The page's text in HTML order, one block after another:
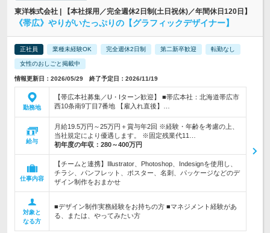
東洋株式会社 | 【本社採用／完全週休2日制(土日祝休)／年間休日120日】
《帯広》やりがいたっぷりの【グラフィックデザイナー】
正社員 業種未経験OK 完全週休2日制 第二新卒歓迎 転勤なし
女性のおしごと掲載中
情報更新日：2026/05/29 終了予定日：2026/11/19
勤務地
【帯広本社募集／U・Iターン歓迎】 ■帯広本社：北海道帯広市
西10条南9丁目7番地 【雇入れ直後】…
給与
月給19.5万円～25万円＋賞与年2回 ※経験・年齢を考慮の上、
当社規定により優遇します。 ※固定残業代11…
初年度の年収： 280～400万円
仕事内容
【チームと連携】Illustrator、Photoshop、Indesignを使用し、
チラシ、パンフレット、ポスター、名刺、パッケージなどのデ
ザイン制作をおまかせ
対象と
なる方
■デザイン制作実務経験をお持ちの方 ■マネジメント経験があ
る、または、やってみたい方